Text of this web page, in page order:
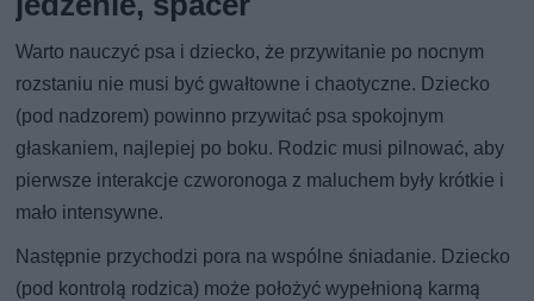
Warto nauczyć psa i dziecko, że przywitanie po nocnym
rozstaniu nie musi być gwałtowne i chaotyczne. Dziecko
(pod nadzorem) powinno przywitać psa spokojnym
głaskaniem, najlepiej po boku. Rodzic musi pilnować, aby
pierwsze interakcje czworonoga z maluchem były krótkie i
mało intensywne.
Następnie przychodzi pora na wspólne śniadanie. Dziecko
(pod kontrolą rodzica) może położyć wypełnioną karmą